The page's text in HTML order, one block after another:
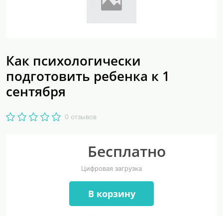
Как психологически
подготовить ребенка к 1
сентября
0 отзывов
Бесплатно
Цифровая загрузка
В корзину